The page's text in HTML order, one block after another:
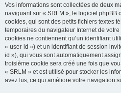
Vos informations sont collectées de deux
naviguant sur « SRLM », le logiciel phpBB
cookies, qui sont des petits fichiers textes
temporaires du navigateur Internet de
cookies ne contiennent qu’un identifiant
« user-id ») et un identifiant de session
id »), qui vous sont automatiquement
troisième cookie sera créé une fois que
« SRLM » et est utilisé pour stocker les
avez lus, ce qui améliore votre navigation